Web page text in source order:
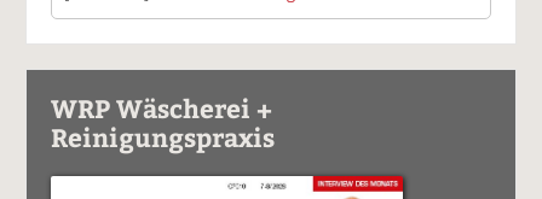
WRP Wäscherei +
Reinigungspraxis